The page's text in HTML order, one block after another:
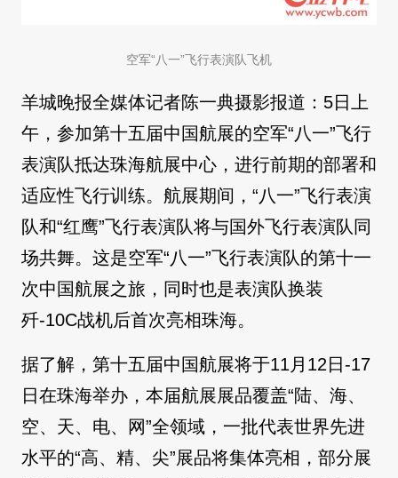
空军“八一”飞行表演队飞机
羊城晚报全媒体记者陈一典摄影报道：5日上
午，参加第十五届中国航展的空军“八一”飞行
表演队抵达珠海航展中心，进行前期的部署和
适应性飞行训练。航展期间，“八一”飞行表演
队和“红鹰”飞行表演队将与国外飞行表演队同
场共舞。这是空军“八一”飞行表演队的第十一
次中国航展之旅，同时也是表演队换装
歼-10C战机后首次亮相珠海。
据了解，第十五届中国航展将于11月12日-17
日在珠海举办，本届航展展品覆盖“陆、海、
空、天、电、网”全领域，一批代表世界先进
水平的“高、精、尖”展品将集体亮相，部分展